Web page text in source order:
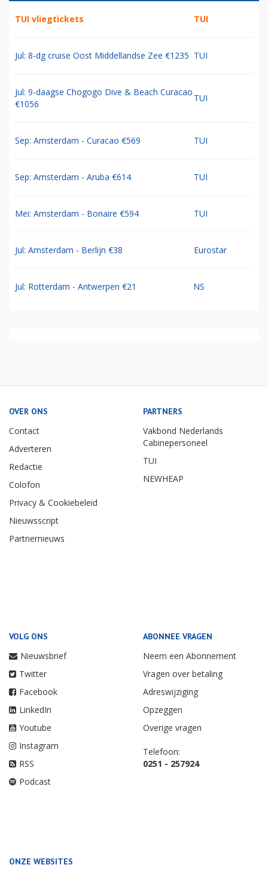
TUI vliegtickets TUI
Jul: 8-dg cruise Oost Middellandse Zee €1235 TUI
Jul: 9-daagse Chogogo Dive & Beach Curacao
€1056
TUI
Sep: Amsterdam - Curacao €569 TUI
Sep: Amsterdam - Aruba €614 TUI
Mei: Amsterdam - Bonaire €594 TUI
Jul: Amsterdam - Berlijn €38 Eurostar
Jul: Rotterdam - Antwerpen €21 NS
OVER ONS
Contact
Adverteren
Redactie
Colofon
Privacy & Cookiebeleid
Nieuwsscript
Partnernieuws
PARTNERS
Vakbond Nederlands
Cabinepersoneel
TUI
NEWHEAP
VOLG ONS
Nieuwsbrief
Twitter
Facebook
LinkedIn
Youtube
Instagram
RSS
Podcast
ABONNEE VRAGEN
Neem een Abonnement
Vragen over betaling
Adreswijziging
Opzeggen
Overige vragen
Telefoon:
0251 - 257924
ONZE WEBSITES